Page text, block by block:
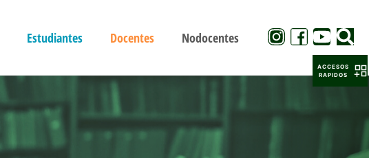
Estudiantes Docentes Nodocentes
ACCESOS
RAPIDOS